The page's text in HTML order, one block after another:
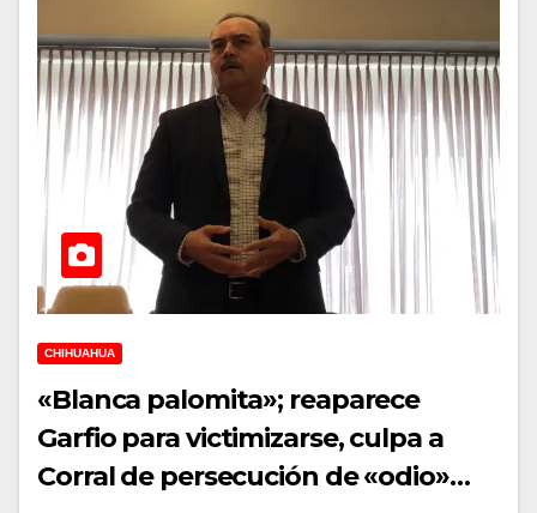
CHIHUAHUA
«Blanca palomita»; reaparece
Garfio para victimizarse, culpa a
Corral de persecución de «odio»…